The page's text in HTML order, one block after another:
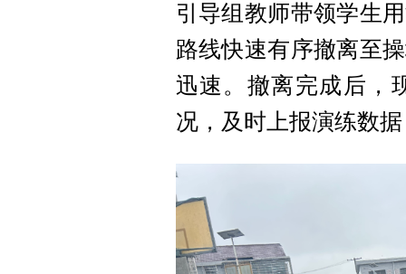
引导组教师带领学生
路线快速有序撤离至
迅速。撤离完成后，
况，及时上报演练数